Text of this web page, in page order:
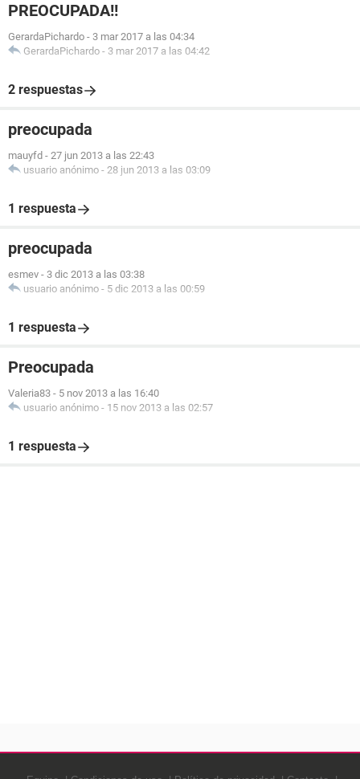
PREOCUPADA!!
GerardaPichardo - 3 mar 2017 a las 04:34
GerardaPichardo - 3 mar 2017 a las 04:42
2 respuestas
preocupada
mauyfd - 27 jun 2013 a las 22:43
usuario anónimo - 28 jun 2013 a las 03:09
1 respuesta
preocupada
esmev - 3 dic 2013 a las 03:38
usuario anónimo - 5 dic 2013 a las 00:59
1 respuesta
Preocupada
Valeria83 - 5 nov 2013 a las 16:40
usuario anónimo - 15 nov 2013 a las 02:57
1 respuesta